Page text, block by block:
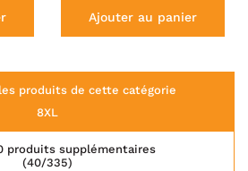
Ajouter au panier
produits de cette catégorie
8XL
(40/335)
produits supplémentaires